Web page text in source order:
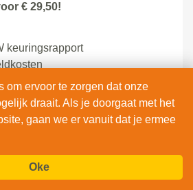
€ 29,50!
keuringsrapport
& BOEK
om ervoor te zorgen dat onze
draait. Als je doorgaat met het
gaan we er vanuit dat je ermee
Oke